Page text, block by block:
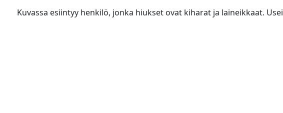
Kuvassa esiintyy henkilö, jonka hiukset ovat kiharat ja laineikkaat.